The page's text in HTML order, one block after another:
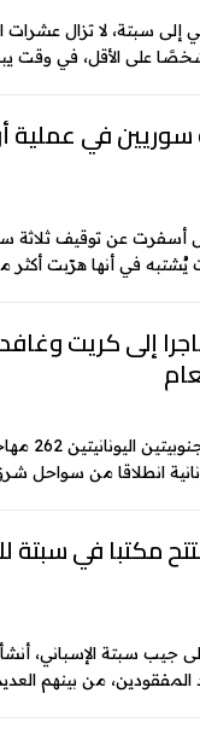
سبتة، لا تزال عشرات
سوريين في
عن توقيف ثلاثة
هرّبت أكثر من 900 مهاجر عبر
وصول نحو 250 مهاجرا
وصل
انطلاقا من سواحل شرق
مكتبا في سبتة
جيب سبتة الإسباني،
من بينهم